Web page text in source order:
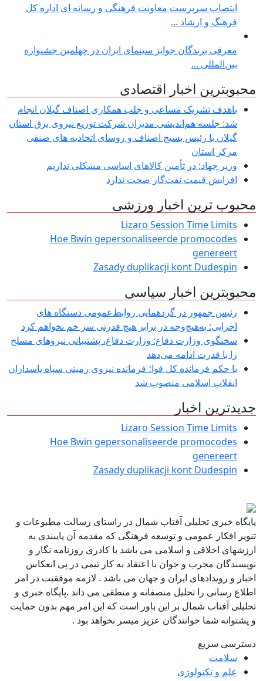
انتصاب سرپرست معاونت فرهنگی و رسانه ای اداره کل
فرهنگ و ارشاد ...
معرفی برندگان جوایز سینمای ایران در چهلمین جشنواره
بین‌المللی ...
محبوبترین اخبار اقتصادی
باهدف تشریک مساعی و جلب همکاری اصناف گیلان انجام
شد: جلسه هم‌اندیشی مدیران شركت توزیع نیروی برق استان
گیلان با رئیس بسیج اصناف و روسای اتحادیه های صنفی
مركز استان
وزیر جهاد: در تأمین کالاهای اساسی مشکلی نداریم
افزایش قیمت نفت‌گاز صحت ندارد
محبوب ترین اخبار ورزشی
Lizaro Session Time Limits
Hoe Bwin gepersonaliseerde promocodes
genereert
Zasady duplikacji kont Dudespin
محبوبترین اخبار سیاسی
رئیس جمهور در گردهمایی روابط‌عمومی دستگاه های
اجرایی: به‌هیچ‌وجه در برابر هیچ قدرتی سر خم نخواهم کرد
سخنگوی وزارت دفاع: وزارت دفاع، پشتیبانی نیرو‌های مسلح
را با قدرت ادامه می‌دهد
با حکم فرمانده کل قوا؛ فرمانده نیروی زمینی سپاه پاسداران
انقلاب اسلامی منصوب شد
جدیدترین اخبار
Lizaro Session Time Limits
Hoe Bwin gepersonaliseerde promocodes
genereert
Zasady duplikacji kont Dudespin
پایگاه خبری تحلیلی آفتاب شمال در راستای رسالت مطبوعات و
تنویر افکار عمومی و توسعه فرهنگی که مقدمه آن پایبندی به
ارزشهای اخلاقی و اسلامی می باشد با کادری روزنامه نگار و
نویسندگان مجرب و جوان با اعتقاد به کار تیمی در پی انعکاس
اخبار و رویدادهای ایران و جهان می باشد . لازمه موفقیت در امر
اطلاع رسانی را تحلیل منصفانه و منطقی می داند .پایگاه خبری و
تحلیلی آفتاب شمال بر این باور است که این امر مهم بدون حمایت
و پشتوانه شما خوانندگان عزیز میسر نخواهد بود .
دسترسی سریع
سلامت
علم و تکنولوژی